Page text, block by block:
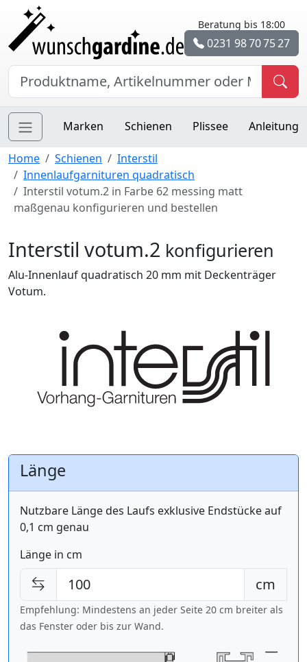
Beratung bis 18:00
0231 98 70 75 27
Marken Schienen Plissee Anleitung
Home Schienen
Interstil
Innenlaufgarnituren quadratisch
Interstil votum.2 in Farbe 62 messing matt
maßgenau konfigurieren und bestellen
Interstil votum.2 konfigurieren
Alu-Innenlauf quadratisch 20 mm mit Deckenträger
Votum.
Länge
Nutzbare Länge des Laufs exklusive Endstücke auf
0,1 cm genau
Länge in cm
cm
Empfehlung: Mindestens an jeder Seite 20 cm breiter als
das Fenster oder bis zur Wand.